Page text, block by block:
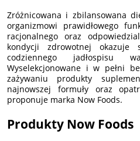
Zróżnicowana i zbilansowana
organizmowi prawidłowego
racjonalnego oraz
kondycji zdrowotnej okazuje
codziennego jadłospisu
Wyselekcjonowane i w pełni
zażywaniu produkty
najnowszej formuły oraz
proponuje marka Now Foods.
Produkty Now Foods